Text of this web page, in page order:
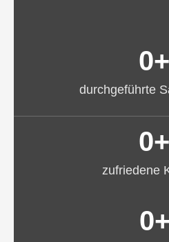
durchgeführte
0+
zufriedene
0+
0+